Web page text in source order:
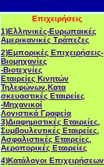
Επιχειρήσεις
1)Ελληνικές-Ευρωπαικές
Αμερικανικές Τράπεζες
2)Εμπορικές Επιχειρήσεις-
Βιομηχανίες
-Βιοτεχνίες
Εταιρείες Κινητών
Τηλεφώνων,Κατα
σκευαστικές Εταιρείες
-Μηχανικοί
Λογιστικά Γραφεία
3)Διαφημιστικές Εταιρείες,
Συμβουλευτικές Εταιρείες,
Ασφαλιστικές Εταιρείες,
Αεροπορικές Εταιρείες
4)Κατάλογοι Επιχειρήσεων